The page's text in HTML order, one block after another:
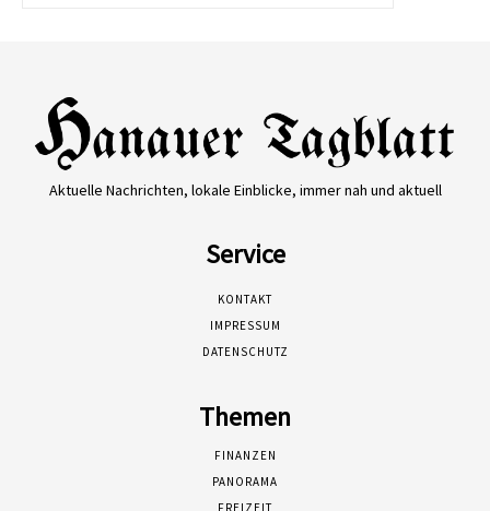
Aktuelle Nachrichten, lokale Einblicke, immer nah und aktuell
Service
KONTAKT
IMPRESSUM
DATENSCHUTZ
Themen
FINANZEN
PANORAMA
FREIZEIT